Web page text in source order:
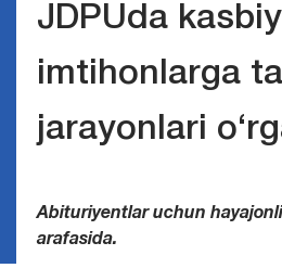
JDPUda
imtihonlarga
jarayonlari
Abituriyentlar uchun
arafasida.